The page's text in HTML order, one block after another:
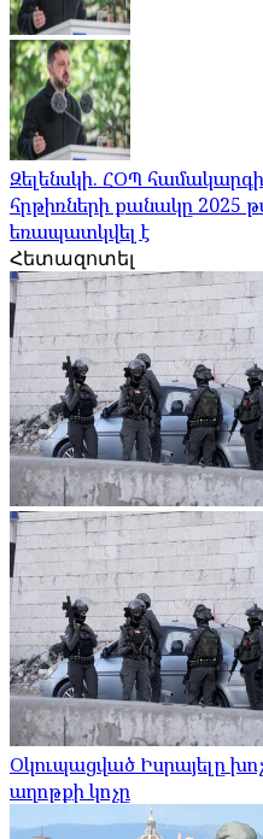
Զելենսկի. ՀՕՊ
հրթիռների քանակը 2025
եռապատկվել է
Հետազոտել
Օկուպացված Իսրայելը
աղոթքի կոչը